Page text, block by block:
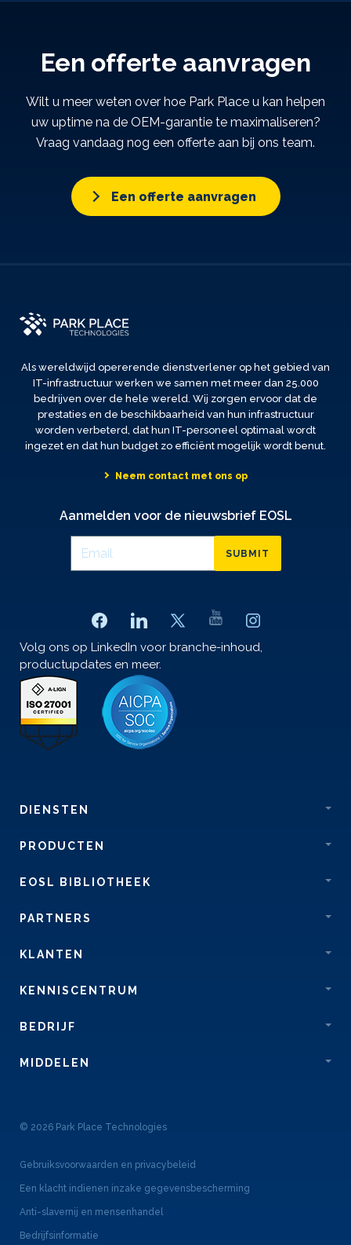
Een offerte aanvragen
Wilt u meer weten over hoe Park Place u kan helpen
uw uptime na de OEM-garantie te maximaliseren?
Vraag vandaag nog een offerte aan bij ons team.
Een offerte aanvragen
Als wereldwijd opererende dienstverlener op het gebied van
IT-infrastructuur werken we samen met meer dan 25.000
bedrijven over de hele wereld. Wij zorgen ervoor dat de
prestaties en de beschikbaarheid van hun infrastructuur
worden verbeterd, dat hun IT-personeel optimaal wordt
ingezet en dat hun budget zo efficiënt mogelijk wordt benut.
Neem contact met ons op
Aanmelden voor de nieuwsbrief EOSL
SUBMIT
Volg ons op LinkedIn voor branche-inhoud,
productupdates en meer.
DIENSTEN
PRODUCTEN
EOSL BIBLIOTHEEK
PARTNERS
KLANTEN
KENNISCENTRUM
BEDRIJF
MIDDELEN
© 2026 Park Place Technologies
Gebruiksvoorwaarden en privacybeleid
Een klacht indienen inzake gegevensbescherming
Anti-slavernij en mensenhandel
Bedrijfsinformatie